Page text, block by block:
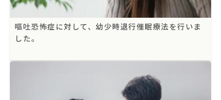
嘔吐恐怖症に対して、幼少時退行催眠療法を行いま
した。